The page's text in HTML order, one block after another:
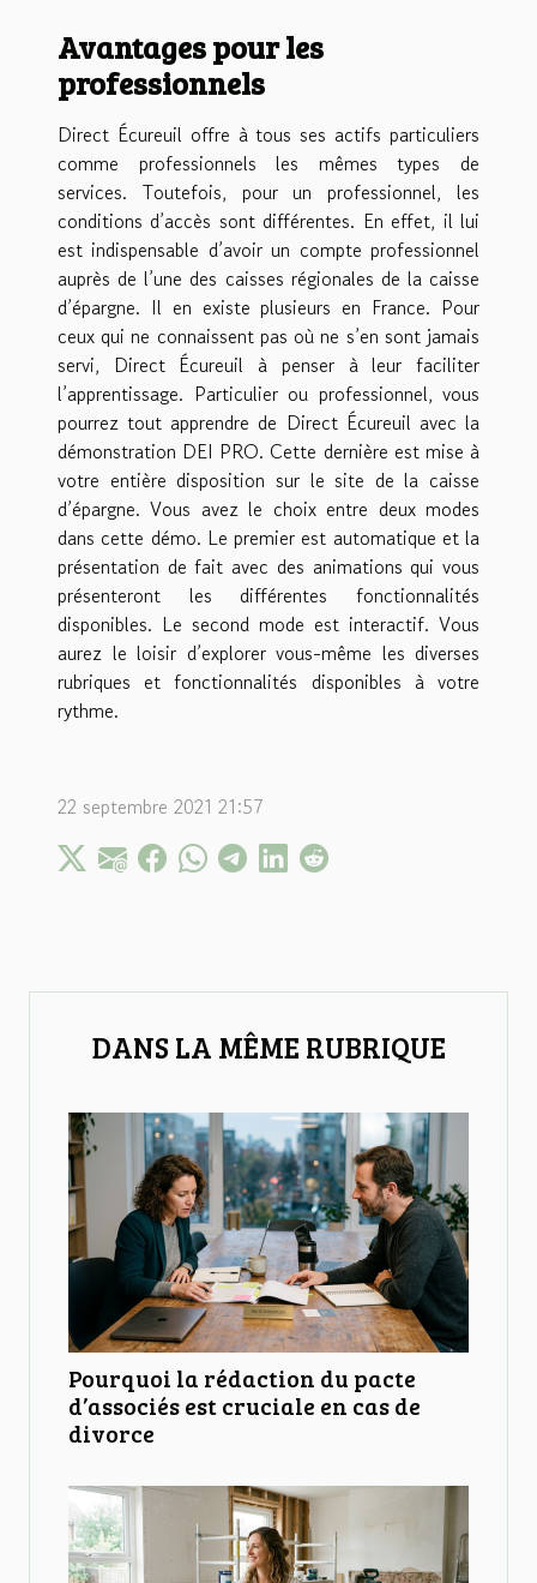
Avantages pour les
professionnels
Direct Écureuil offre à tous ses actifs particuliers
comme professionnels les mêmes types de
services. Toutefois, pour un professionnel, les
conditions d’accès sont différentes. En effet, il lui
est indispensable d’avoir un compte professionnel
auprès de l’une des caisses régionales de la caisse
d’épargne. Il en existe plusieurs en France. Pour
ceux qui ne connaissent pas où ne s’en sont jamais
servi, Direct Écureuil à penser à leur faciliter
l’apprentissage. Particulier ou professionnel, vous
pourrez tout apprendre de Direct Écureuil avec la
démonstration DEI PRO. Cette dernière est mise à
votre entière disposition sur le site de la caisse
d’épargne. Vous avez le choix entre deux modes
dans cette démo. Le premier est automatique et la
présentation de fait avec des animations qui vous
présenteront les différentes fonctionnalités
disponibles. Le second mode est interactif. Vous
aurez le loisir d’explorer vous-même les diverses
rubriques et fonctionnalités disponibles à votre
rythme.
22 septembre 2021 21:57
DANS LA MÊME RUBRIQUE
Pourquoi la rédaction du pacte
d’associés est cruciale en cas de
divorce